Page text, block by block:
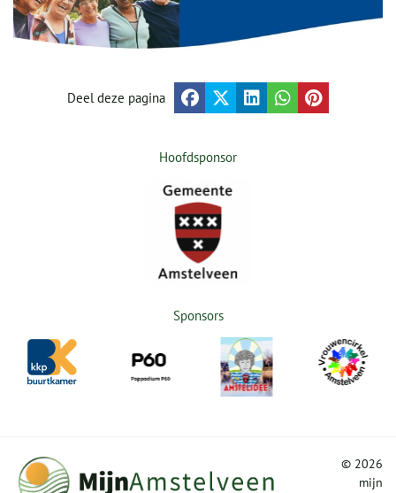
Deel deze pagina
Hoofdsponsor
Sponsors
© 2026
mijn